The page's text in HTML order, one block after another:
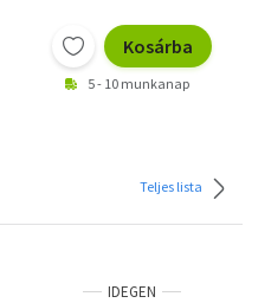
Kosárba
5 - 10 munkanap
Teljes lista
IDEGEN